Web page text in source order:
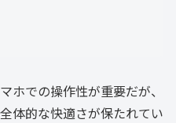
ホでの操作性が重要だが、
体的な快適さが保たれてい